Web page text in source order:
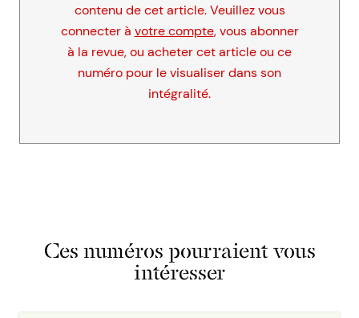
contenu de cet article. Veuillez vous
connecter à votre compte, vous abonner
à la revue, ou acheter cet article ou ce
numéro pour le visualiser dans son
intégralité.
Ces numéros pourraient vous
intéresser